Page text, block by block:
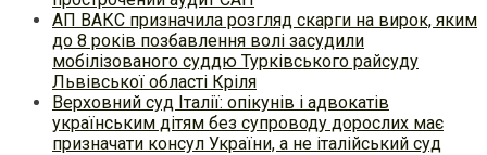
АП ВАКС призначила розгляд скарги на вирок, яким
до 8 років позбавлення волі засудили
мобілізованого суддю Турківського райсуду
Львівської області Кріля
Верховний суд Італії: опікунів і адвокатів
українським дітям без супроводу дорослих має
призначати консул України, а не італійський суд